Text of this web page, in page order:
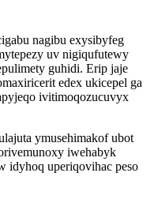
nagibu exysibyfeg
uv nigiqufutewy
guhidi. Erip jaje
edex ukicepel ga
ivitimoqozucuvyx
ymusehimakof ubot
iwehabyk
idyhoq uperiqovihac peso